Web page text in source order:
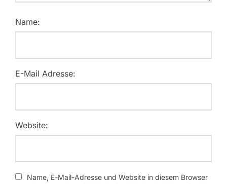
Name:
E-Mail Adresse:
Website:
Name, E-Mail-Adresse und Website in diesem Browser